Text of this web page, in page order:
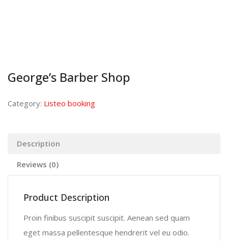
George’s Barber Shop
Category: Listeo booking
Description
Reviews (0)
Product Description
Proin finibus suscipit suscipit. Aenean sed quam
eget massa pellentesque hendrerit vel eu odio.